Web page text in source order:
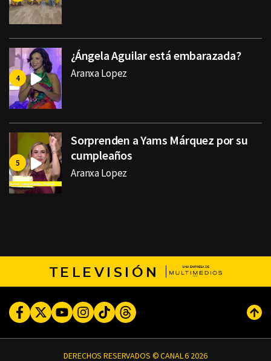
¿Ángela Aguilar está embarazada?
Aranxa Lopez
Sorprenden a Yams Márquez por su
cumpleaños
Aranxa Lopez
TELEVISIÓN
FacebookTwitterYoutubeInstagram
TikTokThreads
DERECHOS RESERVADOS © CANAL 6 2026